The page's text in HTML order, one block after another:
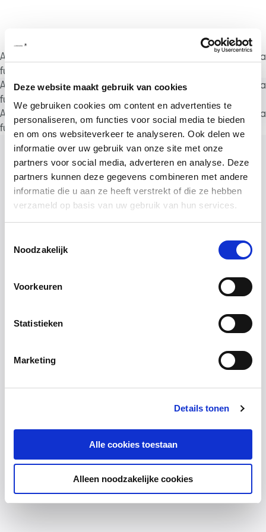
Deze website maakt gebruik van cookies
We gebruiken cookies om content en advertenties te
personaliseren, om functies voor social media te bieden
en om ons websiteverkeer te analyseren. Ook delen we
informatie over uw gebruik van onze site met onze
partners voor social media, adverteren en analyse. Deze
partners kunnen deze gegevens combineren met andere
informatie die u aan ze heeft verstrekt of die ze hebben
verzameld op basis van uw gebruik van hun services.
Noodzakelijk
Voorkeuren
Statistieken
Marketing
Details tonen
Alle cookies toestaan
Alleen noodzakelijke cookies
A rendering error occurred:
a.substring(...).replaceAll is not a
function
A rendering error occurred:a.substring(...).replaceAll is not a
function
A rendering error occurred:
a.substring(...).replaceAll is not a
function